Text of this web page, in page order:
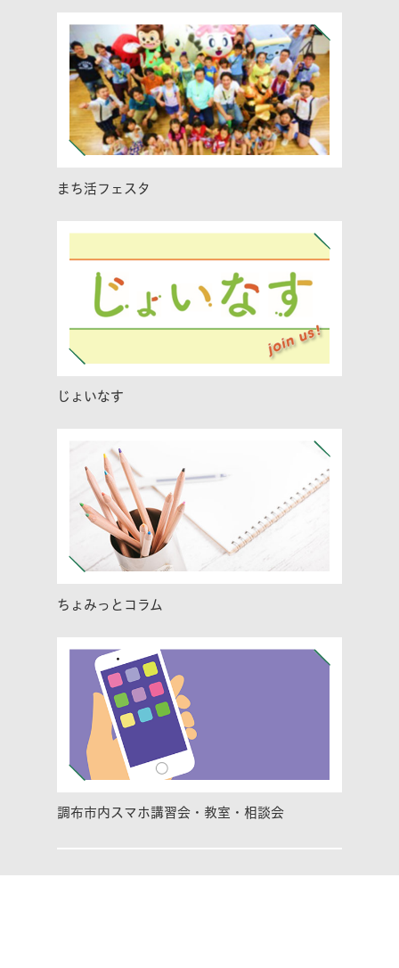
まち活フェスタ
じょいなす
ちょみっとコラム
調布市内スマホ講習会・教室・相談会